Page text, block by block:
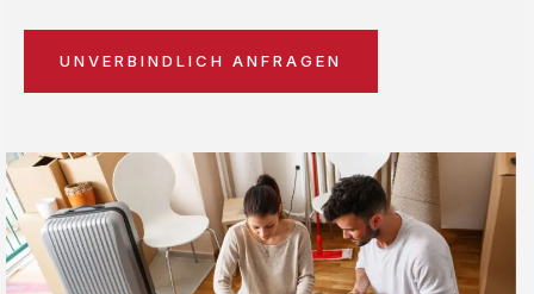
UNVERBINDLICH ANFRAGEN